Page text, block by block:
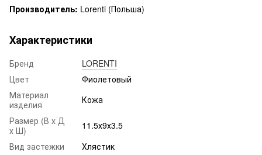
Производитель: Lorenti (Польша)
Характеристики
Бренд
LORENTI
Цвет
Фиолетовый
Материал
изделия
Кожа
Размер (В х Д
х Ш)
11.5х9х3.5
Вид застежки
Хлястик